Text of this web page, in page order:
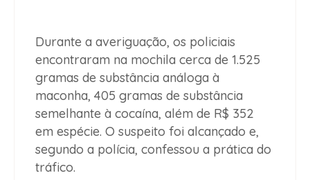
Durante a averiguação, os policiais
encontraram na mochila cerca de 1.525
gramas de substância análoga à
maconha, 405 gramas de substância
semelhante à cocaína, além de R$ 352
em espécie. O suspeito foi alcançado e,
segundo a polícia, confessou a prática do
tráfico.